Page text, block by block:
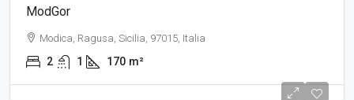
ModGor
Modica, Ragusa, Sicilia, 97015, Italia
2 1 170 m²